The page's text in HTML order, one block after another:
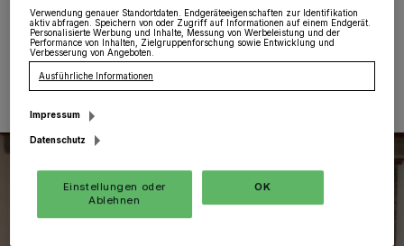
25.04.2022 , 12:01 Uhr Eine Minute Lesezeit
Verwendung genauer Standortdaten. Endgeräteeigenschaften zur Identifikation
aktiv abfragen. Speichern von oder Zugriff auf Informationen auf einem Endgerät.
Personalisierte Werbung und Inhalte, Messung von Werbeleistung und der
Performance von Inhalten, Zielgruppenforschung sowie Entwicklung und
Verbesserung von Angeboten.
Ausführliche Informationen
Impressum
Datenschutz
Einstellungen oder
Ablehnen
OK